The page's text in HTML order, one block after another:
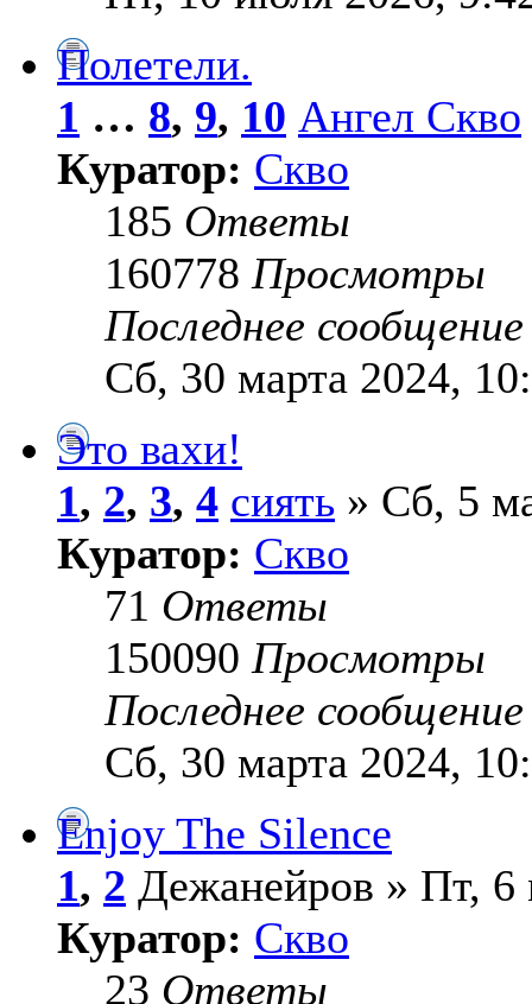
Полетели.
1 … 8, 9, 10 Ангел Скво
Куратор: Скво
185 Ответы
160778 Просмотры
Последнее
Сб, 30 марта 2024,
Это вахи!
1, 2, 3, 4 сиять » Сб, 5
Куратор: Скво
71 Ответы
150090 Просмотры
Последнее
Сб, 30 марта 2024,
Enjoy The Silence
1, 2 Дежанейров » Пт, 6
Куратор: Скво
23 Ответы